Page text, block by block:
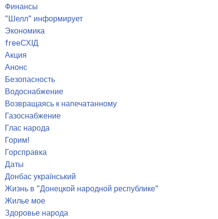
Финансы
"Шелл" информирует
Экономика
freeСХІД
Акция
Анонс
Безопасность
Водоснабжение
Возвращаясь к напечатанному
Газоснабжение
Глас народа
Горим!
Горсправка
Даты
Донбас український
Жизнь в "Донецкой народной республике"
Жилье мое
Здоровье народа